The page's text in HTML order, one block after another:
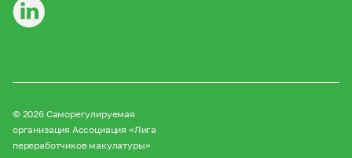
© 2026 Саморегулируемая
организация Ассоциация «Лига
переработчиков макулатуры»